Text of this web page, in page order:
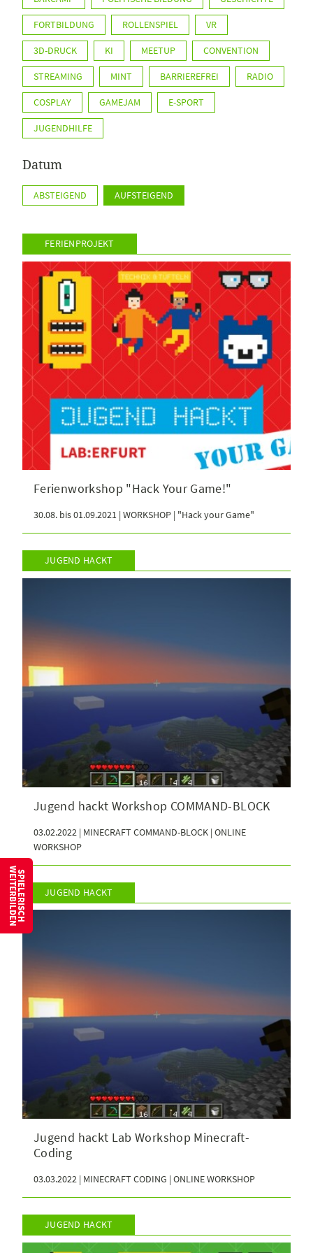
FORTBILDUNG ROLLENSPIEL VR
3D-DRUCK KI MEETUP CONVENTION
STREAMING MINT BARRIEREFREI RADIO
COSPLAY GAMEJAM E-SPORT
JUGENDHILFE
Datum
ABSTEIGEND AUFSTEIGEND
FERIENPROJEKT
Ferienworkshop "Hack Your Game!"
30.08. bis 01.09.2021 | WORKSHOP | "Hack your Game"
JUGEND HACKT
Jugend hackt Workshop COMMAND-BLOCK
03.02.2022 | MINECRAFT COMMAND-BLOCK | ONLINE
WORKSHOP
JUGEND HACKT
Jugend hackt Lab Workshop Minecraft-
Coding
03.03.2022 | MINECRAFT CODING | ONLINE WORKSHOP
JUGEND HACKT
S
P
I
E
L
E
R
I
S
C
H
WE
I
T
E
R
B
I
L
D
E
N